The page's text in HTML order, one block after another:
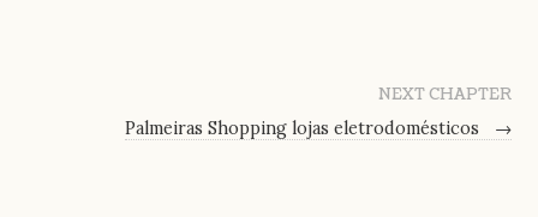
NEXT CHAPTER
Palmeiras Shopping lojas eletrodomésticos
→